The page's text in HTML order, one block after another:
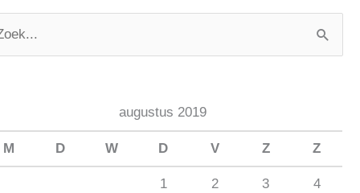
augustus 2019
M D W D V Z Z
1 2 3
4